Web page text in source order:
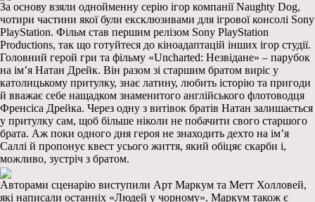
За основу взяли однойменну серію ігор компанії Naughty Dog,
чотири частини якої були ексклюзивами для ігрової консолі Sony
PlayStation. Фільм став першим релізом Sony PlayStation
Productions, так що готуйтеся до кіноадаптацій інших ігор студії.
Головний герой гри та фільму «Uncharted: Незвідане» – парубок
на ім’я Натан Дрейк. Він разом зі старшим братом виріс у
католицькому притулку, знає латину, любить історію та пригоди
й вважає себе нащадком знаменитого англійського флотоводця
Френсіса Дрейка. Через одну з витівок братів Натан залишається
у притулку сам, щоб більше ніколи не побачити свого старшого
брата. Аж поки одного дня героя не знаходить дехто на ім’я
Саллі й пропонує квест усього життя, який обіцяє скарби і,
можливо, зустріч з братом.
Авторами сценарію виступили Арт Маркум та Метт Холловей,
які написали останніх «Людей у чорному». Маркум також є